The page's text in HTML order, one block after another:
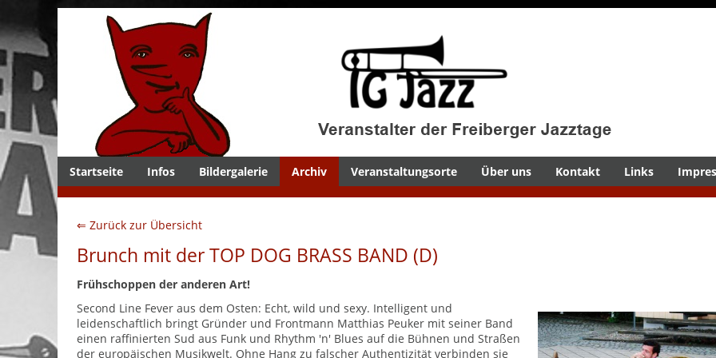
Startseite Infos Bildergalerie Archiv Veranstaltungsorte Über uns Kontakt Links
⇐ Zurück zur Übersicht
Brunch mit der TOP DOG BRASS BAND (D)
Frühschoppen der anderen Art!
Second Line Fever aus dem Osten: Echt, wild und sexy. Intelligent und
leidenschaftlich bringt Gründer und Frontmann Matthias Peuker mit seiner Band
einen raffinierten Sud aus Funk und Rhythm 'n' Blues auf die Bühnen und Straßen
der europäischen Musikwelt. Ohne Hang zu falscher Authentizität verbinden sie